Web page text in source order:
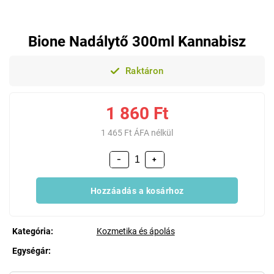
Bione Nadálytő 300ml Kannabisz
Raktáron
1 860 Ft
1 465 Ft ÁFA nélkül
+
−
Hozzáadás a kosárhoz
Kategória:
Kozmetika és ápolás
Egységár: